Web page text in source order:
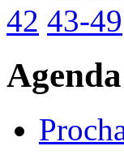
42 43-49
Agenda